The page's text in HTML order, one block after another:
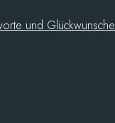
und Glückwunsche